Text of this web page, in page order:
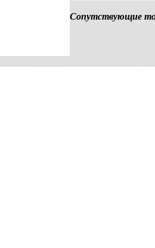
Сопутствующие